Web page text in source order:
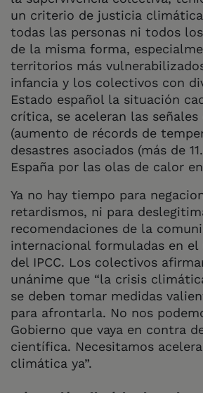
un criterio de justicia
todas las personas ni todos
de la misma forma,
territorios más
infancia y los colectivos con
Estado español la situación
crítica, se aceleran las señales
(aumento de récords de
desastres asociados (más de
España por las olas de calor
Ya no hay tiempo para
retardismos, ni para
recomendaciones de la
internacional formuladas en
del IPCC. Los colectivos
unánime que “la crisis
se deben tomar medidas
para afrontarla. No nos
Gobierno que vaya en contra
científica. Necesitamos
climática ya”.